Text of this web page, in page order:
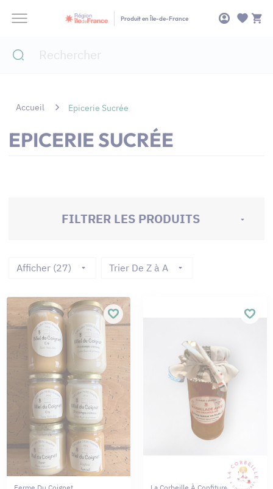
Produit en Île-de-France
Accueil Epicerie Sucrée
EPICERIE SUCRÉE
FILTRER LES PRODUITS
Afficher (27) Trier De Z à A